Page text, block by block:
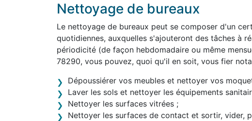
Nettoyage de bureaux
Le nettoyage de bureaux peut se composer d'un
quotidiennes, auxquelles s'ajouteront des tâches à
périodicité (de façon hebdomadaire ou même
78290, vous pouvez, quoi qu'il en soit, vous fier
Dépoussiérer vos meubles et nettoyer vos
Laver les sols et nettoyer les équipements
Nettoyer les surfaces vitrées ;
Nettoyer les surfaces de contact et sortir, vider,